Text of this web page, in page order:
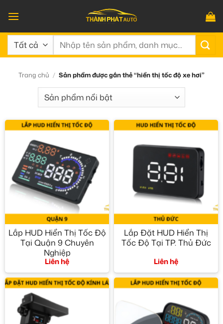
qua
nội
dung
Tìm
Trang chủ / Sản phẩm được gắn thẻ “hiển thị tốc độ xe hơi”
Lắp HUD Hiển Thị Tốc Độ
Tại Quận 9 Chuyên
Nghiệp
Liên hệ
Lắp Đặt HUD Hiển Thị
Tốc Độ Tại TP. Thủ Đức
Liên hệ